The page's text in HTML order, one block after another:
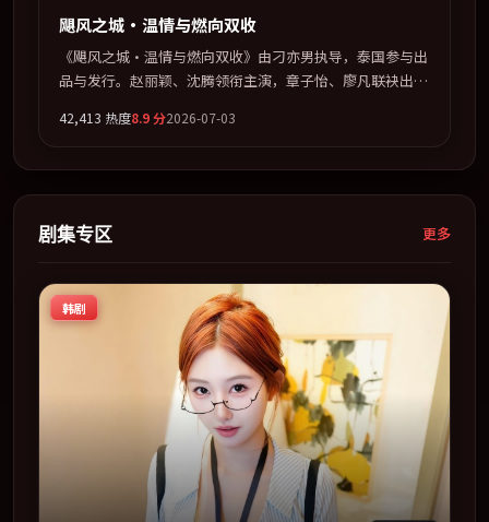
飓风之城·温情与燃向双收
《飓风之城·温情与燃向双收》由刁亦男执导，泰国参与出
品与发行。赵丽颖、沈腾领衔主演，章子怡、廖凡联袂出
「犯罪」类型为骨架，在叙事、表演与视听上力求统一。定
话题片中口碑稳健，适合喜欢强情节与人物弧光的观众完整
观看。
42,413 热度8.9分2026-07-03
剧集专区 更多
韩剧